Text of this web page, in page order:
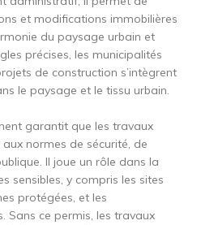
et modifications immobilières
du paysage urbain et
précises, les municipalités
de construction s’intègrent
le paysage et le tissu urbain.
garantit que les travaux
normes de sécurité, de
Il joue un rôle dans la
sensibles, y compris les sites
protégées, et les
Sans ce permis, les travaux